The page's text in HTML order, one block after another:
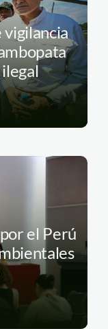
vigilancia
el Perú